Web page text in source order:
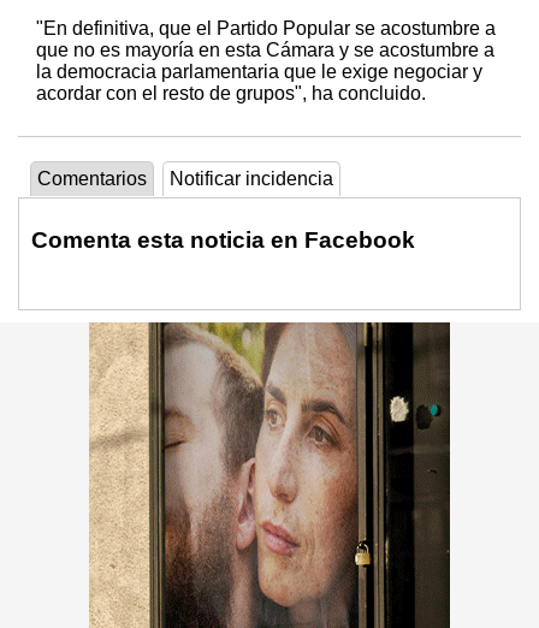
"En definitiva, que el Partido Popular se acostumbre a
que no es mayoría en esta Cámara y se acostumbre a
la democracia parlamentaria que le exige negociar y
acordar con el resto de grupos", ha concluido.
Comentarios Notificar incidencia
Comenta esta noticia en Facebook